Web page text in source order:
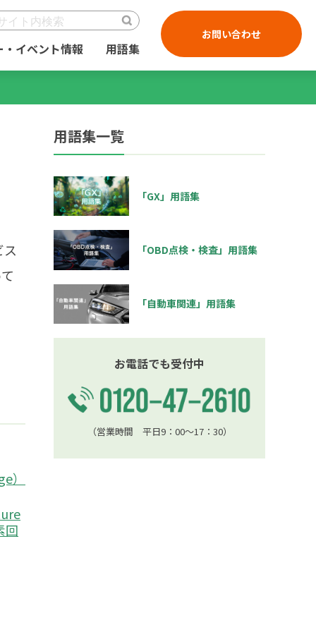
・イベント情報 用語集
お問い合わせ
）
回
用語集一覧
「GX」用語集
「OBD点検・検査」用語集
「自動車関連」用語集
お電話でも受付中
（営業時間 平日9：00〜17：30）